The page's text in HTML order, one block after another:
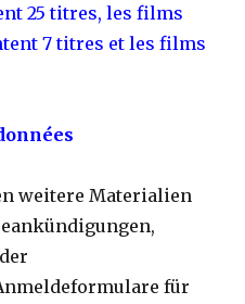
25 titres, les films
7 titres et les films
weitere Materialien
für